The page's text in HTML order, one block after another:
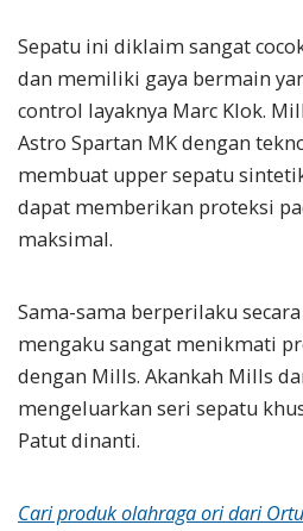
Sepatu ini diklaim sangat
dan memiliki gaya bermain
control layaknya Marc Klok.
Astro Spartan MK dengan
membuat upper sepatu
dapat memberikan proteksi
maksimal.
Sama-sama berperilaku
mengaku sangat menikmati
dengan Mills. Akankah Mills
mengeluarkan seri sepatu
Patut dinanti.
Cari produk olahraga ori dari